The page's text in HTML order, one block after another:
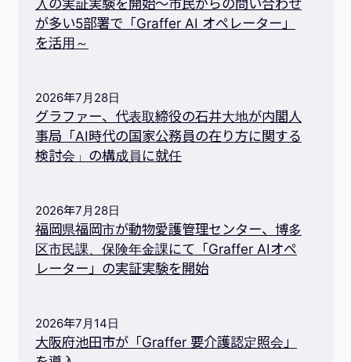
入の実証実験を開始～市民からの問い合わせ
が多い5部署で「Graffer AI オペレーター」
を活用～
2026年7月28日
グラファー、代表取締役の石井大地が内閣人
事局「AI時代の国家公務員の在り方に関する
検討会」の構成員に就任
2026年7月28日
福岡県福岡市が動物愛護管理センター、博多
区市民課、保険年金課にて「Graffer AIオペ
レーター」の実証実験を開始
2026年7月14日
大阪府池田市が「Graffer 要介護認定照会」